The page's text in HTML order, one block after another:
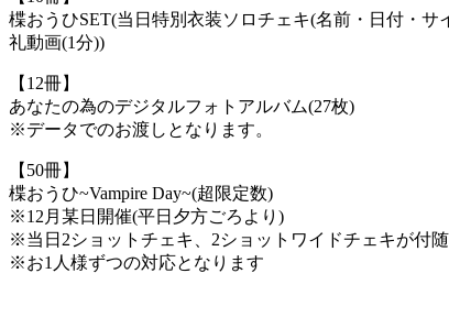
楪おうひSET(当日特別衣装ソロチェキ(名前・日付・
礼動画(1分))
【12冊】
あなたの為のデジタルフォトアルバム(27枚)
※データでのお渡しとなります。
【50冊】
楪おうひ~Vampire Day~(超限定数)
※12月某日開催(平日夕方ごろより)
※当日2ショットチェキ、2ショットワイドチェキが付随
※お1人様ずつの対応となります